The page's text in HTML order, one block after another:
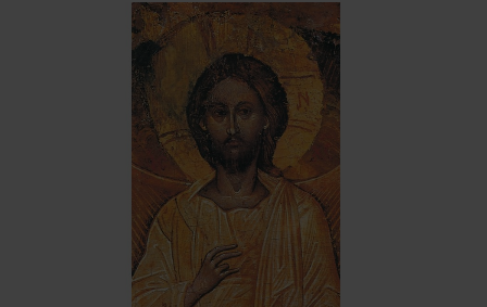
ZUM
ENDE
DER
BILDERGALERIE
SPRINGEN